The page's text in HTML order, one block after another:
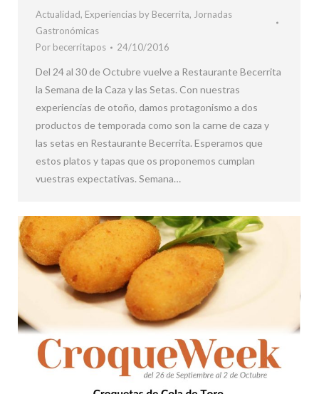
Actualidad, Experiencias by Becerrita, Jornadas
Gastronómicas
Por becerritapos 24/10/2016
Del 24 al 30 de Octubre vuelve a Restaurante Becerrita
la Semana de la Caza y las Setas. Con nuestras
experiencias de otoño, damos protagonismo a dos
productos de temporada como son la carne de caza y
las setas en Restaurante Becerrita. Esperamos que
estos platos y tapas que os proponemos cumplan
vuestras expectativas. Semana…